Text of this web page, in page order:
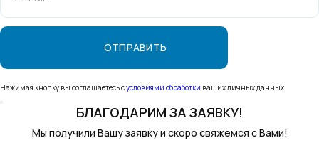
Нажимая кнопку вы соглашаетесь сусловиями обработки ваших личных данных
БЛАГОДАРИМ ЗА ЗАЯВКУ!
Мы получили Вашу заявку и скоро свяжемся с Вами!